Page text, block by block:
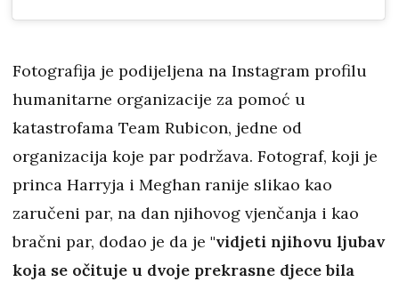
Fotografija je podijeljena na Instagram profilu
humanitarne organizacije za pomoć u
katastrofama Team Rubicon, jedne od
organizacija koje par podržava. Fotograf, koji je
princa Harryja i Meghan ranije slikao kao
zaručeni par, na dan njihovog vjenčanja i kao
bračni par, dodao je da je "vidjeti njihovu ljubav
koja se očituje u dvoje prekrasne djece bila